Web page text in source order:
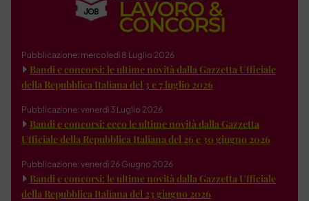
Pubblicazione: mercoledì 8 Luglio 2026
Bandi e concorsi: le ultime novità dalla Gazzetta Ufficiale
della Repubblica Italiana del 3 e 7 luglio 2026
Pubblicazione: venerdì 3 Luglio 2026
Bandi e concorsi: ecco le ultime novità dalla Gazzetta
Ufficiale della Repubblica Italiana del 26 e 30 giugno 2026
Pubblicazione: venerdì 26 Giugno 2026
Bandi e concorsi: le ultime novità dalla Gazzetta Ufficiale
della Repubblica Italiana del 23 giugno 2026